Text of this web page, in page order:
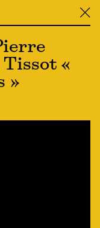
╳
«
»